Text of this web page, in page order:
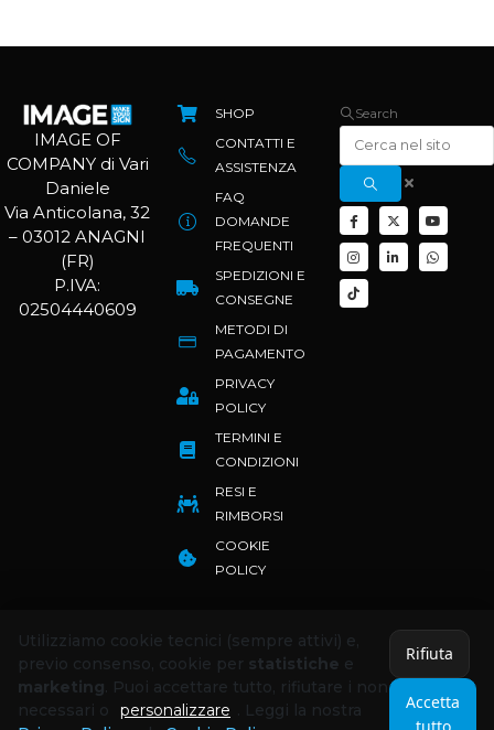
IMAGE OF
COMPANY di Vari
Daniele
Via Anticolana, 32
– 03012 ANAGNI
(FR)
P.IVA:
02504440609
SHOP
CONTATTI E
ASSISTENZA
FAQ
DOMANDE
FREQUENTI
SPEDIZIONI E
CONSEGNE
METODI DI
PAGAMENTO
PRIVACY
POLICY
TERMINI E
CONDIZIONI
RESI E
RIMBORSI
COOKIE
POLICY
Search
Utilizziamo cookie tecnici (sempre attivi) e,
previo consenso, cookie per statistiche e
marketing. Puoi accettare tutto, rifiutare i non
necessari o
personalizzare . Leggi la nostra
Rifiuta
Accetta